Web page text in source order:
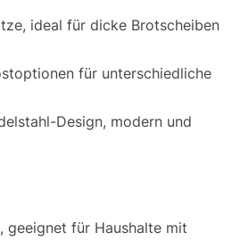
ideal für dicke Brotscheiben
für unterschiedliche
Design, modern und
geeignet für Haushalte mit